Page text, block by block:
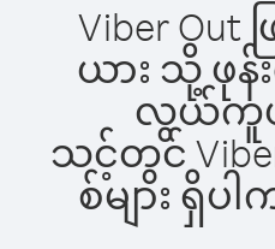
Viber Out
ယား သို့ ဖုန်
လွယ်ကူ
သင့်တွင်
စ်များ ရှိ